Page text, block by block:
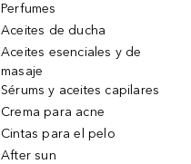
Perfumes
Aceites de ducha
Aceites esenciales y de
masaje
Sérums y aceites capilares
Crema para acne
Cintas para el pelo
After sun